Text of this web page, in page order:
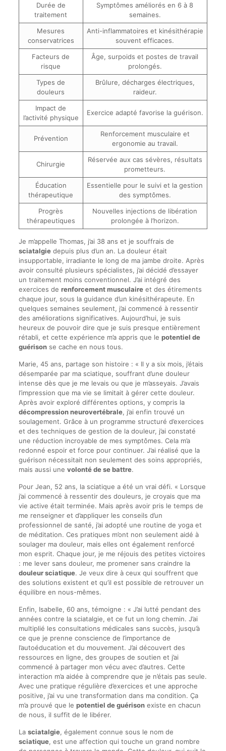
Durée de
traitement
Symptômes améliorés en 6 à 8
semaines.
Mesures
conservatrices
Anti-inflammatoires et kinésithérapie
souvent efficaces.
Facteurs de
risque
Âge, surpoids et postes de travail
prolongés.
Types de
douleurs
Brûlure, décharges électriques,
raideur.
Impact de
l’activité physique
Exercice adapté favorise la guérison.
Prévention
Renforcement musculaire et
ergonomie au travail.
Chirurgie
Réservée aux cas sévères, résultats
prometteurs.
Éducation
thérapeutique
Essentielle pour le suivi et la gestion
des symptômes.
Progrès
thérapeutiques
Nouvelles injections de libération
prolongée à l’horizon.
Je m’appelle Thomas, j’ai 38 ans et je souffrais de
sciatalgiedepuis plus d’un an. La douleur était
insupportable, irradiante le long de ma jambe droite. Après
avoir consulté plusieurs spécialistes, j’ai décidé d’essayer
un traitement moins conventionnel. J’ai intégré des
exercices de renforcement musculaireet des étirements
chaque jour, sous la guidance d’un kinésithérapeute. En
quelques semaines seulement, j’ai commencé à ressentir
des améliorations significatives. Aujourd’hui, je suis
heureux de pouvoir dire que je suis presque entièrement
rétabli, et cette expérience m’a appris que le potentiel de
guérisonse cache en nous tous.
Marie, 45 ans, partage son histoire : « Il y a six mois, j’étais
désemparée par ma sciatique, souffrant d’une douleur
intense dès que je me levais ou que je m’asseyais. J’avais
l’impression que ma vie se limitait à gérer cette douleur.
Après avoir exploré différentes options, y compris la
décompression neurovertébrale, j’ai enfin trouvé un
soulagement. Grâce à un programme structuré d’exercices
et des techniques de gestion de la douleur, j’ai constaté
une réduction incroyable de mes symptômes. Cela m’a
redonné espoir et force pour continuer. J’ai réalisé que la
guérison nécessitait non seulement des soins appropriés,
mais aussi une volonté de se battre.
Pour Jean, 52 ans, la sciatique a été un vrai défi. « Lorsque
j’ai commencé à ressentir des douleurs, je croyais que ma
vie active était terminée. Mais après avoir pris le temps de
me renseigner et d’appliquer les conseils d’un
professionnel de santé, j’ai adopté une routine de yoga et
de méditation. Ces pratiques m’ont non seulement aidé à
soulager ma douleur, mais elles ont également renforcé
mon esprit. Chaque jour, je me réjouis des petites victoires
: me lever sans douleur, me promener sans craindre la
douleur sciatique. Je veux dire à ceux qui souffrent que
des solutions existent et qu’il est possible de retrouver un
équilibre en nous-mêmes.
Enfin, Isabelle, 60 ans, témoigne : « J’ai lutté pendant des
années contre la sciatalgie, et ce fut un long chemin. J’ai
multiplié les consultations médicales sans succès, jusqu’à
ce que je prenne conscience de l’importance de
l’autoéducation et du mouvement. J’ai découvert des
ressources en ligne, des groupes de soutien et j’ai
commencé à partager mon vécu avec d’autres. Cette
interaction m’a aidée à comprendre que je n’étais pas seule.
Avec une pratique régulière d’exercices et une approche
positive, j’ai vu une transformation dans ma condition. Ça
m’a prouvé que le potentiel de guérisonexiste en chacun
de nous, il suffit de le libérer.
La sciatalgie, également connue sous le nom de
sciatique, est une affection qui touche un grand nombre